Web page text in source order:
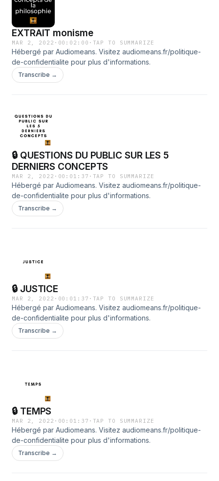
EXTRAIT monisme
MAR 2, 2022 · 00:02:00 · TAP TO SUMMARIZE
Hébergé par Audiomeans. Visitez audiomeans.fr/politique-
de-confidentialite pour plus d'informations.
Transcribe →
🔒 QUESTIONS DU PUBLIC SUR LES 5
DERNIERS CONCEPTS
MAR 2, 2022 · 00:01:37 · TAP TO SUMMARIZE
Hébergé par Audiomeans. Visitez audiomeans.fr/politique-
de-confidentialite pour plus d'informations.
Transcribe →
🔒 JUSTICE
MAR 2, 2022 · 00:01:37 · TAP TO SUMMARIZE
Hébergé par Audiomeans. Visitez audiomeans.fr/politique-
de-confidentialite pour plus d'informations.
Transcribe →
🔒 TEMPS
MAR 2, 2022 · 00:01:37 · TAP TO SUMMARIZE
Hébergé par Audiomeans. Visitez audiomeans.fr/politique-
de-confidentialite pour plus d'informations.
Transcribe →